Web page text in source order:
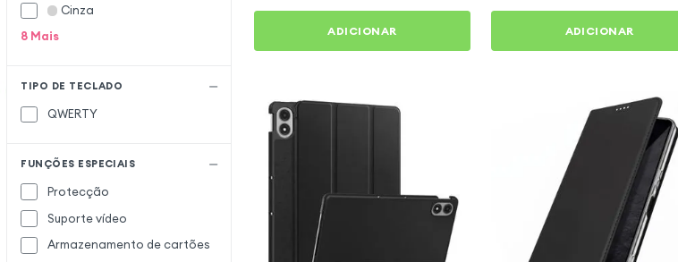
Forcell
iMak
Incase
Itskins
Karl Lagerfeld
K
Cinza
8 Mais
TIPO DE TECLADO
QWERTY
FUNÇÕES ESPECIAIS
Protecção
Suporte vídeo
Armazenamento de cartões
ADICIONAR ADICIONAR